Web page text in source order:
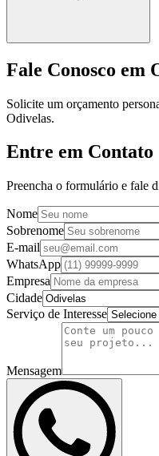
Fale Conosco em
Solicite um orçamento
Odivelas.
Entre em Contato
Preencha o formulário e fale
Nome
Sobrenome
E-mail
WhatsApp
Empresa
Cidade
Serviço de Interesse
Mensagem